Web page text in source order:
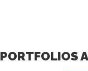
PORTFOLIOS